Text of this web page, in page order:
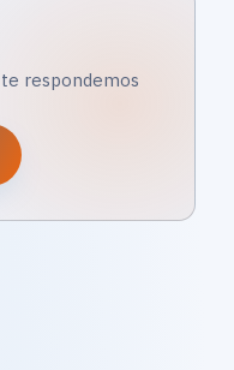
respondemos